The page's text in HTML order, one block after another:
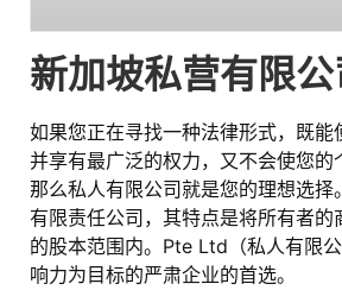
新加坡私营有限公
如果您正在寻找一种法律形式，既能
并享有最广泛的权力，又不会使您的
那么私人有限公司就是您的理想选择
有限责任公司，其特点是将所有者的
的股本范围内。Pte Ltd（私人有限
响力为目标的严肃企业的首选。